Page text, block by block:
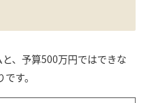
、予算500万円ではできな
す。